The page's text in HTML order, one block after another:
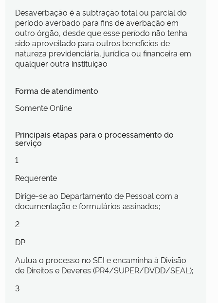
Desaverbação é a subtração total ou parcial do
período averbado para fins de averbação em
outro órgão, desde que esse período não tenha
sido aproveitado para outros benefícios de
natureza previdenciária, jurídica ou financeira em
qualquer outra instituição
Forma de atendimento
Somente Online
Principais etapas para o processamento do
serviço
1
Requerente
Dirige-se ao Departamento de Pessoal com a
documentação e formulários assinados;
2
DP
Autua o processo no SEI e encaminha à Divisão
de Direitos e Deveres (PR4/SUPER/DVDD/SEAL);
3